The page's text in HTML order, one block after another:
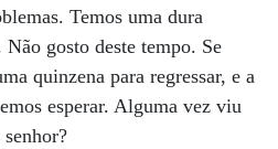
Temos uma dura
gosto deste tempo. Se
quinzena para regressar, e a
esperar. Alguma vez viu